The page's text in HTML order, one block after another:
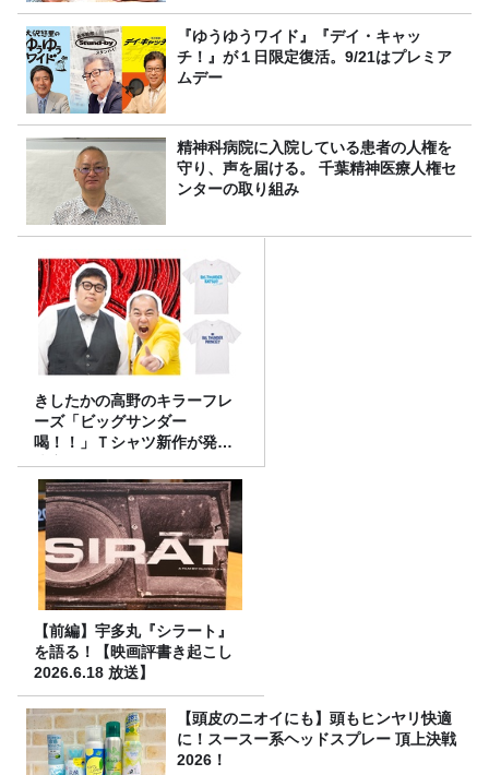
『ゆうゆうワイド』『デイ・キャッ
チ！』が１日限定復活。9/21はプレミア
ムデー
精神科病院に入院している患者の人権を
守り、声を届ける。 千葉精神医療人権セ
ンターの取り組み
きしたかの高野のキラーフレ
ーズ「ビッグサンダー
喝！！」Ｔシャツ新作が発売
決定！
【前編】宇多丸『シラート』
を語る！【映画評書き起こし
2026.6.18 放送】
【頭皮のニオイにも】頭もヒンヤリ快適
に！スースー系ヘッドスプレー 頂上決戦
2026！